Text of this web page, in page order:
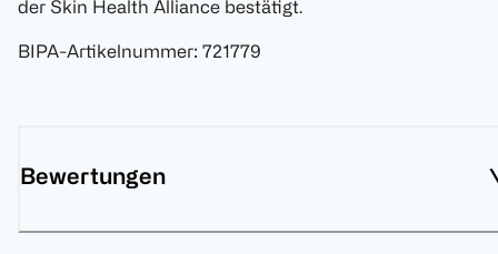
der Skin Health Alliance bestätigt.
BIPA-Artikelnummer: 721779
Bewertungen